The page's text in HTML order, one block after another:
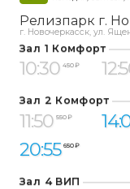
Релизпарк г.
г. Новочеркасск, ул.
Зал 1 Комфорт
10:30 450 ₽
Зал 2 Комфорт
11:50 550 ₽
20:55 650 ₽
Зал 4 ВИП